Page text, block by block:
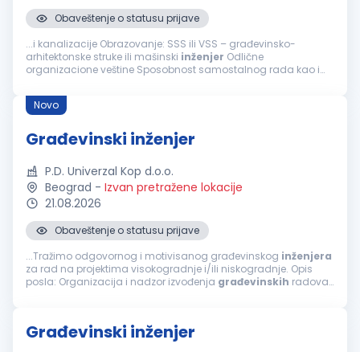
Obaveštenje o statusu prijave
...i kanalizacije Obrazovanje: SSS ili VSS – građevinsko-
arhitektonske struke ili mašinski inženjer Odlične
organizacione veštine Sposobnost samostalnog rada kao i
znanje: AutoCAD, MS Office Spremnost...
Novo
Građevinski inženjer
P.D. Univerzal Kop d.o.o.
Beograd - Izvan pretražene lokacije
21.08.2026
Obaveštenje o statusu prijave
...Tražimo odgovornog i motivisanog građevinskog inženjera
za rad na projektima visokogradnje i/ili niskogradnje. Opis
posla: Organizacija i nadzor izvođenja građevinskih radova.
Građevinski inženjer